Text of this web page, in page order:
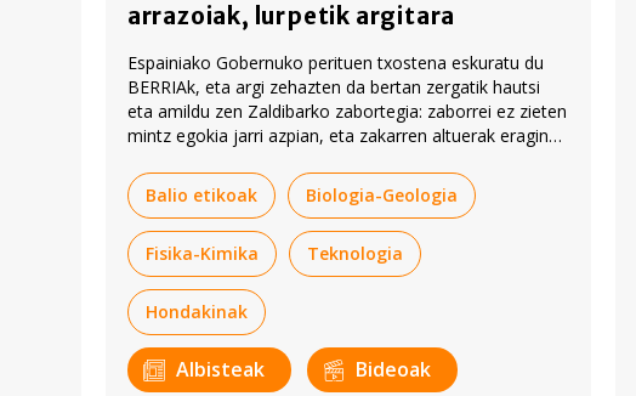
arrazoiak, lurpetik argitara
Espainiako Gobernuko perituen txostena eskuratu du
BERRIAk, eta argi zehazten da bertan zergatik hautsi
eta amildu zen Zaldibarko zabortegia: zaborrei ez zieten
mintz egokia jarri azpian, eta zakarren altuerak eragin
Balio etikoak
Biologia-Geologia
Fisika-Kimika Teknologia
Hondakinak
Albisteak Bideoak